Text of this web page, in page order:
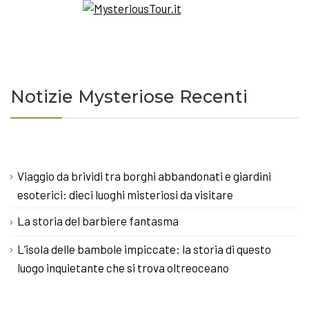
Notizie Mysteriose Recenti
Viaggio da brividi tra borghi abbandonati e giardini
esoterici: dieci luoghi misteriosi da visitare
La storia del barbiere fantasma
L’isola delle bambole impiccate: la storia di questo
luogo inquietante che si trova oltreoceano